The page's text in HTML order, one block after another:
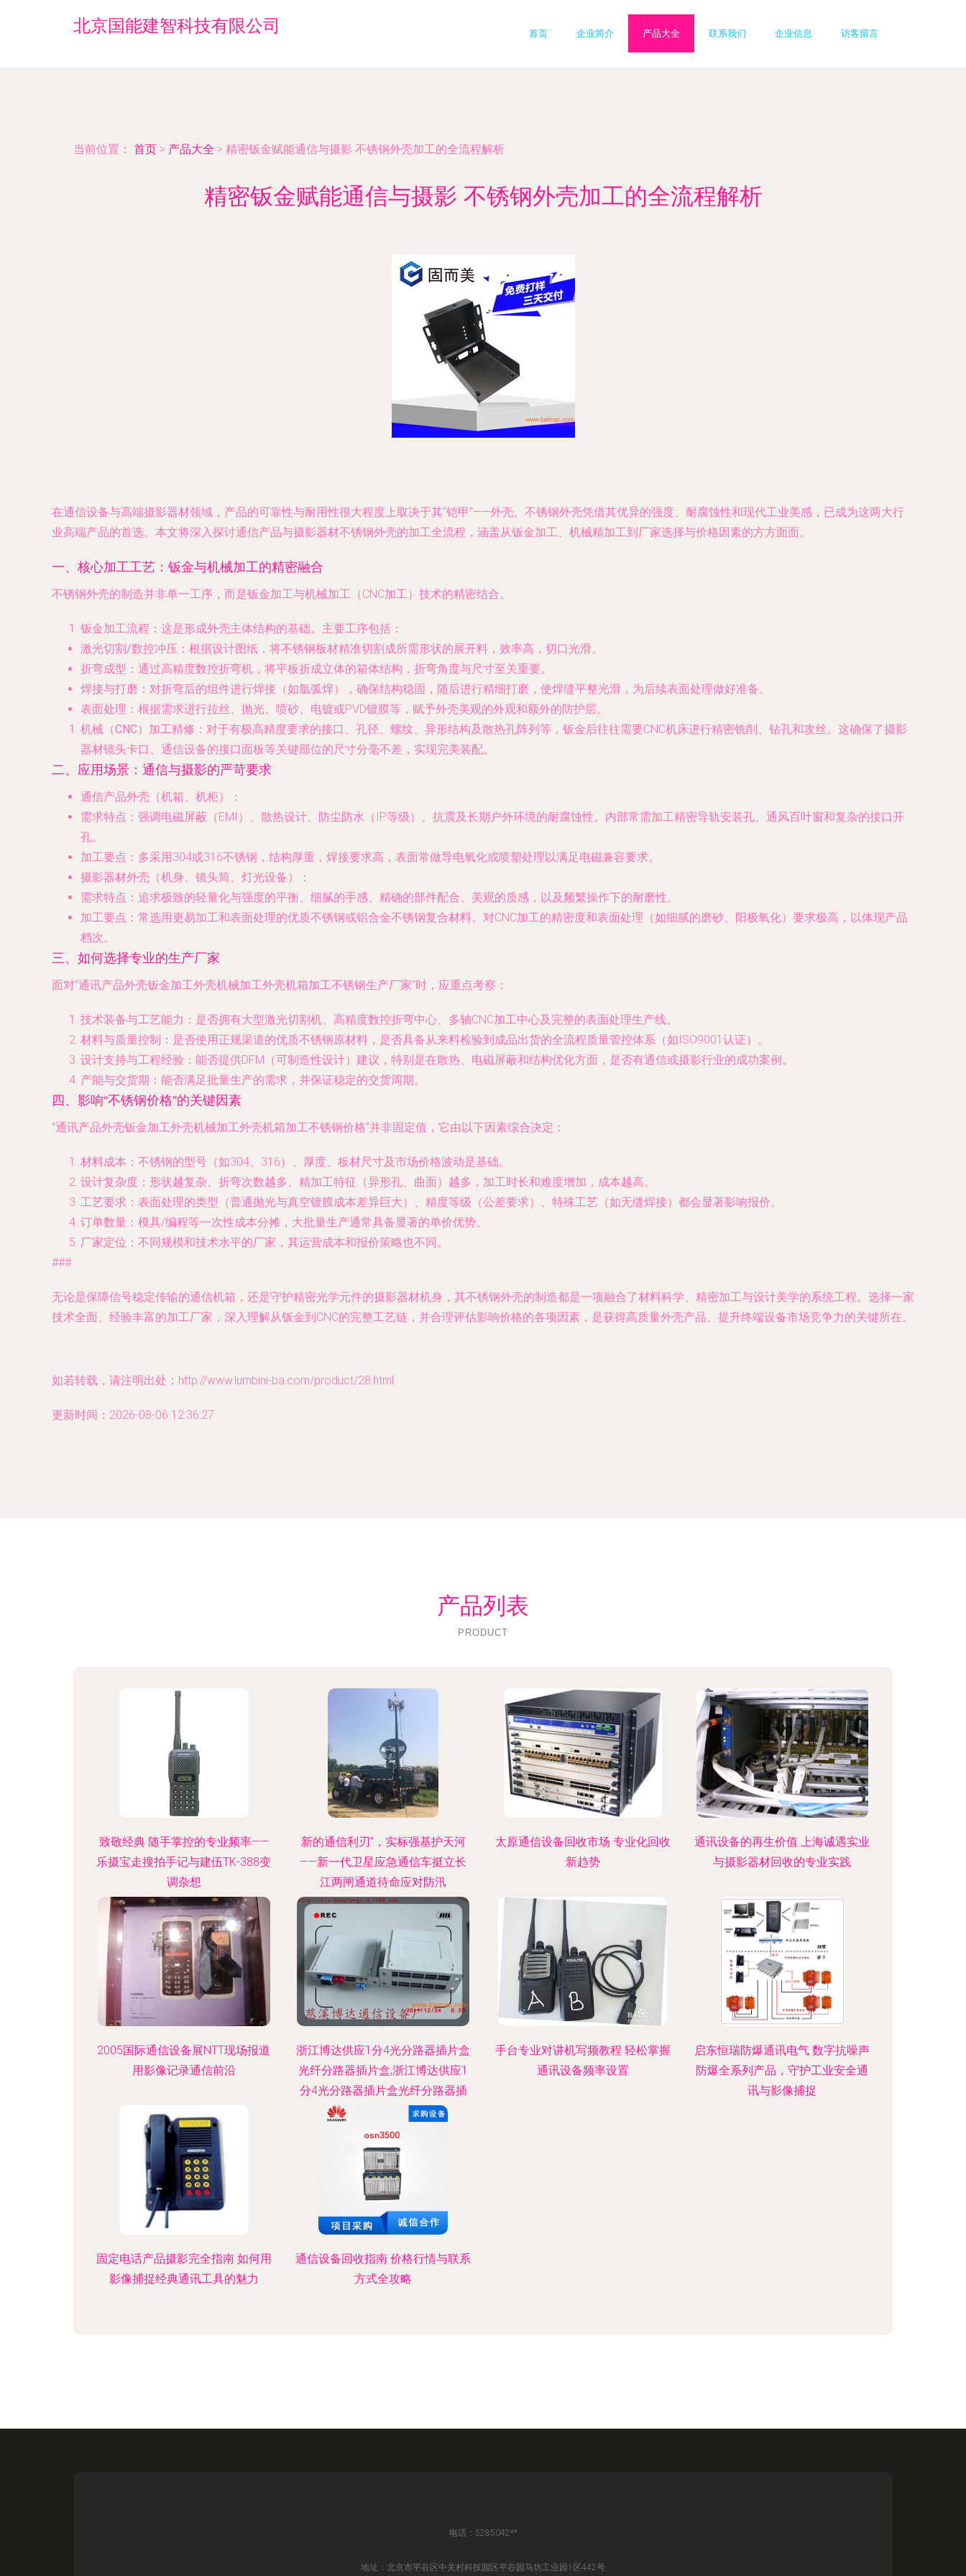
北京国能建智科技有限公司 首页 企业简介 产品大全 联系我们 企业信息 访客留言
当前位置： 首页 > 产品大全 > 精密钣金赋能通信与摄影 不锈钢外壳加工的全流程解析
精密钣金赋能通信与摄影 不锈钢外壳加工的全流程解析
在通信设备与高端摄影器材领域，产品的可靠性与耐用性很大程度上取决于其“铠甲”——外壳。不锈钢外壳凭借其优异的强度、耐腐蚀性和现代工业美感，已成为这两大行
业高端产品的首选。本文将深入探讨通信产品与摄影器材不锈钢外壳的加工全流程，涵盖从钣金加工、机械精加工到厂家选择与价格因素的方方面面。
一、核心加工工艺：钣金与机械加工的精密融合
不锈钢外壳的制造并非单一工序，而是钣金加工与机械加工（CNC加工）技术的精密结合。
钣金加工流程 ：这是形成外壳主体结构的基础。主要工序包括：
激光切割/数控冲压 ：根据设计图纸，将不锈钢板材精准切割成所需形状的展开料，效率高，切口光滑。
折弯成型 ：通过高精度数控折弯机，将平板折成立体的箱体结构，折弯角度与尺寸至关重要。
焊接与打磨 ：对折弯后的组件进行焊接（如氩弧焊），确保结构稳固，随后进行精细打磨，使焊缝平整光滑，为后续表面处理做好准备。
表面处理 ：根据需求进行拉丝、抛光、喷砂、电镀或PVD镀膜等，赋予外壳美观的外观和额外的防护层。
机械（CNC）加工精修 ：对于有极高精度要求的接口、孔径、螺纹、异形结构及散热孔阵列等，钣金后往往需要CNC机床进行精密铣削、钻孔和攻丝。这确保了摄影
器材镜头卡口、通信设备的接口面板等关键部位的尺寸分毫不差，实现完美装配。
二、应用场景：通信与摄影的严苛要求
通信产品外壳（机箱、机柜）
：
需求特点 ：强调电磁屏蔽（EMI）、散热设计、防尘防水（IP等级）、抗震及长期户外环境的耐腐蚀性。内部常需加工精密导轨安装孔、通风百叶窗和复杂的接口开
孔。
加工要点 ：多采用304或316不锈钢，结构厚重，焊接要求高，表面常做导电氧化或喷塑处理以满足电磁兼容要求。
摄影器材外壳（机身、镜头筒、灯光设备）
：
需求特点 ：追求极致的轻量化与强度的平衡、细腻的手感、精确的部件配合、美观的质感，以及频繁操作下的耐磨性。
加工要点 ：常选用更易加工和表面处理的优质不锈钢或铝合金不锈钢复合材料。对CNC加工的精密度和表面处理（如细腻的磨砂、阳极氧化）要求极高，以体现产品
档次。
三、如何选择专业的生产厂家
面对“通讯产品外壳钣金加工外壳机械加工外壳机箱加工不锈钢生产厂家”时，应重点考察：
技术装备与工艺能力 ：是否拥有大型激光切割机、高精度数控折弯中心、多轴CNC加工中心及完整的表面处理生产线。
材料与质量控制 ：是否使用正规渠道的优质不锈钢原材料，是否具备从来料检验到成品出货的全流程质量管控体系（如ISO9001认证）。
设计支持与工程经验 ：能否提供DFM（可制造性设计）建议，特别是在散热、电磁屏蔽和结构优化方面，是否有通信或摄影行业的成功案例。
产能与交货期 ：能否满足批量生产的需求，并保证稳定的交货周期。
四、影响“不锈钢价格”的关键因素
“通讯产品外壳钣金加工外壳机械加工外壳机箱加工不锈钢价格”并非固定值，它由以下因素综合决定：
材料成本 ：不锈钢的型号（如304、316）、厚度、板材尺寸及市场价格波动是基础。
设计复杂度 ：形状越复杂、折弯次数越多、精加工特征（异形孔、曲面）越多，加工时长和难度增加，成本越高。
工艺要求 ：表面处理的类型（普通抛光与真空镀膜成本差异巨大）、精度等级（公差要求）、特殊工艺（如无缝焊接）都会显著影响报价。
订单数量 ：模具/编程等一次性成本分摊，大批量生产通常具备显著的单价优势。
厂家定位 ：不同规模和技术水平的厂家，其运营成本和报价策略也不同。
###
无论是保障信号稳定传输的通信机箱，还是守护精密光学元件的摄影器材机身，其不锈钢外壳的制造都是一项融合了材料科学、精密加工与设计美学的系统工程。选择一家
技术全面、经验丰富的加工厂家，深入理解从钣金到CNC的完整工艺链，并合理评估影响价格的各项因素，是获得高质量外壳产品、提升终端设备市场竞争力的关键所在。
如若转载，请注明出处：http://www.lumbini-ba.com/product/28.html
更新时间：2026-08-06 12:36:27
产品列表
PRODUCT
致敬经典 随手掌控的专业频率——
乐摄宝走搜拍手记与建伍TK-388变
调杂想
新的通信利刃”，实标强基护天河
——新一代卫星应急通信车挺立长
江两闸通道待命应对防汛
太原通信设备回收市场 专业化回收
新趋势
通讯设备的再生价值 上海诚遇实业
与摄影器材回收的专业实践
2005国际通信设备展NTT现场报道
用影像记录通信前沿
浙江博达供应1分4光分路器插片盒
光纤分路器插片盒,浙江博达供应1
分4光分路器插片盒光纤分路器插
片盒生产厂家,浙江博达供应1分4光
分路器插片盒光纤分路器插片盒价
格
手台专业对讲机写频教程 轻松掌握
通讯设备频率设置
启东恒瑞防爆通讯电气 数字抗噪声
防爆全系列产品，守护工业安全通
讯与影像捕捉
固定电话产品摄影完全指南 如何用
影像捕捉经典通讯工具的魅力
通信设备回收指南 价格行情与联系
方式全攻略
电话：5285042**
地址：北京市平谷区中关村科技园区平谷园马坊工业园1区442号